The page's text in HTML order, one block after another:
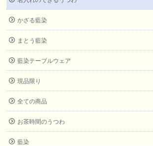
かざる藍染
まとう藍染
藍染テーブルウェア
現品限り
全ての商品
お茶時間のうつわ
藍染